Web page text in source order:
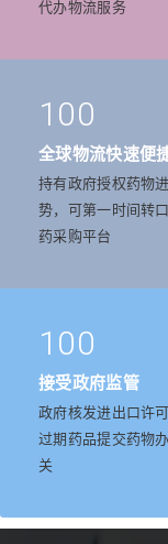
代办物流服务
100
全球物流快速便
持有政府授权药物
势，可第一时间转
药采购平台
100
接受政府监管
政府核发进出口许
过期药品提交药物
关